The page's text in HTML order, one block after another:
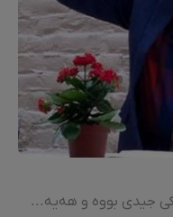
بەلام شێرزاد جودا لەوەی نووسەرێکی جیدی بووە و هەیە و ئەو جیدی بوونە لەو بەرهەمانەی و بەتایبەت لە نۆڤلێتی "حەسار و سەگەکانی باوکم"دا وەبەرچاو دەکەوێ. بەڵام لایەنێکی دیکەی کەسایەتی و نووسینی شیرزاد حەسەن، لایەنی ڕۆشنگەر بوونی ئەو نووسەرەیە.